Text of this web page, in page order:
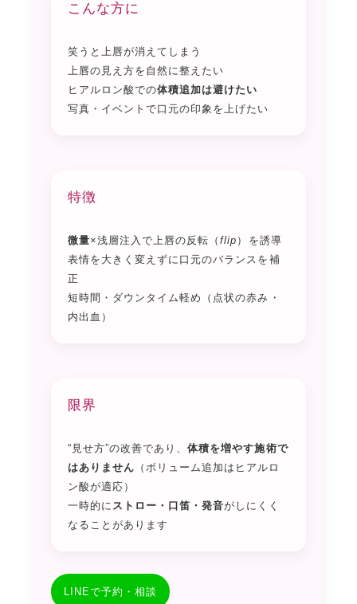
こんな方に
笑うと上唇が消えてしまう
上唇の見え方を自然に整えたい
ヒアルロン酸での体積追加は避けたい
写真・イベントで口元の印象を上げたい
特徴
微量×浅層注入で上唇の反転（flip ）を誘導
表情を大きく変えずに口元のバランスを補
正
短時間・ダウンタイム軽め（点状の赤み・
内出血）
限界
“見せ方”の改善であり、体積を増やす施術で
はありません （ボリューム追加はヒアルロ
ン酸が適応）
一時的に ストロー・口笛・発音がしにくく
なることがあります
LINEで予約・相談